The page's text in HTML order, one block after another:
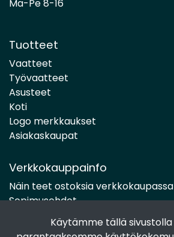
Käytämme tällä
Ma-Pe 8-16
Tuotteet
Vaatteet
Työvaatteet
Asusteet
Koti
Logo merkkaukset
Asiakaskaupat
Verkkokauppainfo
Näin teet ostoksia verkkokaupassa
Sopimusehdot
Toimitustavat
Maksutavat